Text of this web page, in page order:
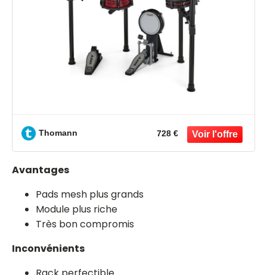
Thomann 728 €
Avantages
Pads mesh plus grands
Module plus riche
Très bon compromis
Inconvénients